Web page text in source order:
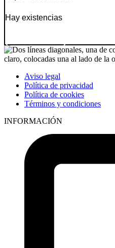
Hay existencias
Aviso legal
Política de privacidad
Política de cookies
Términos y condiciones
INFORMACIÓN